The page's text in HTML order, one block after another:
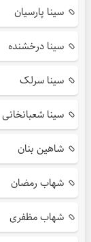
سینا پارسیان
سینا درخشنده
سینا سرلک
سینا شعبانخانی
شاهین بنان
شهاب رمضان
شهاب مظفری